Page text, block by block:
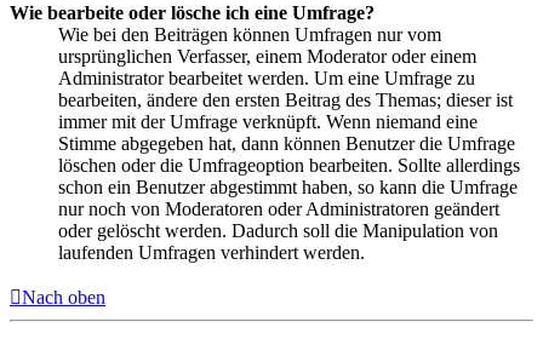
Wie bearbeite oder lösche ich eine Umfrage?
Wie bei den Beiträgen können Umfragen nur vom
ursprünglichen Verfasser, einem Moderator oder einem
Administrator bearbeitet werden. Um eine Umfrage zu
bearbeiten, ändere den ersten Beitrag des Themas; dieser ist
immer mit der Umfrage verknüpft. Wenn niemand eine
Stimme abgegeben hat, dann können Benutzer die Umfrage
löschen oder die Umfrageoption bearbeiten. Sollte allerdings
schon ein Benutzer abgestimmt haben, so kann die Umfrage
nur noch von Moderatoren oder Administratoren geändert
oder gelöscht werden. Dadurch soll die Manipulation von
laufenden Umfragen verhindert werden.
Nach oben